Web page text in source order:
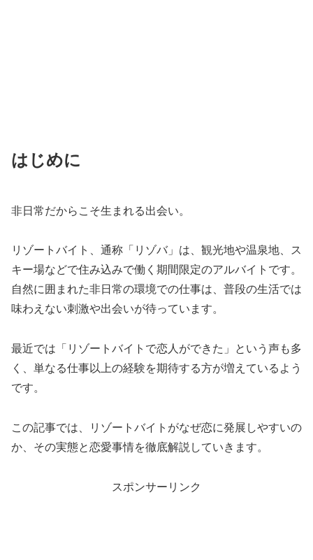
はじめに
非日常だからこそ生まれる出会い。
リゾートバイト、通称「リゾバ」は、観光地や温泉地、ス
キー場などで住み込みで働く期間限定のアルバイトです。
自然に囲まれた非日常の環境での仕事は、普段の生活では
味わえない刺激や出会いが待っています。
最近では「リゾートバイトで恋人ができた」という声も多
く、単なる仕事以上の経験を期待する方が増えているよう
です。
この記事では、リゾートバイトがなぜ恋に発展しやすいの
か、その実態と恋愛事情を徹底解説していきます。
スポンサーリンク